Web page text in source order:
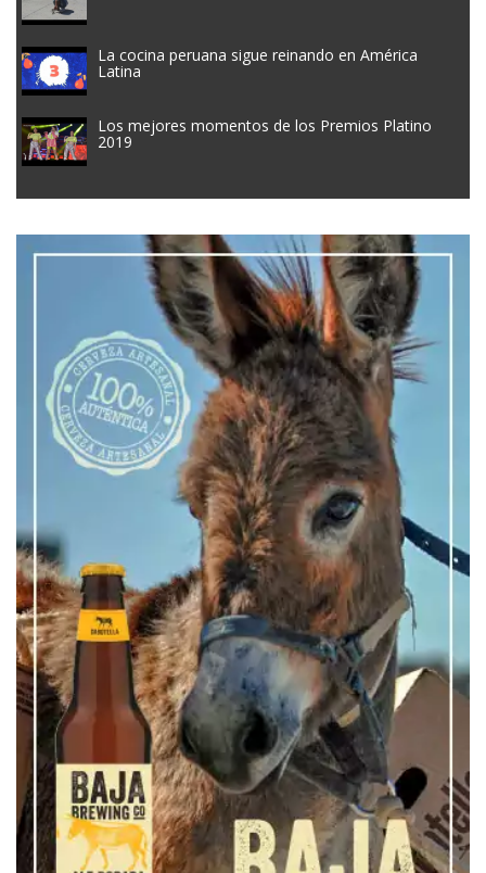
La cocina peruana sigue reinando en América
Latina
Los mejores momentos de los Premios Platino
2019